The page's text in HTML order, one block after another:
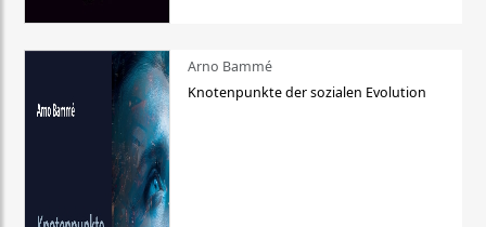
Arno Bammé
Knotenpunkte der sozialen Evolution